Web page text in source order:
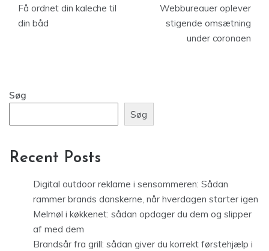
Få ordnet din kaleche til
din båd
Webbureauer oplever
stigende omsætning
under coronaen
Søg
Søg
Recent Posts
Digital outdoor reklame i sensommeren: Sådan
rammer brands danskerne, når hverdagen starter igen
Melmøl i køkkenet: sådan opdager du dem og slipper
af med dem
Brandsår fra grill: sådan giver du korrekt førstehjælp i